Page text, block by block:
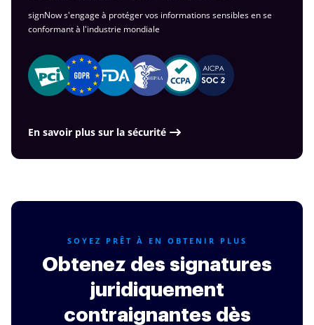
signNow s'engage à protéger vos informations sensibles en se
conformant à l'industrie mondiale
En savoir plus sur la sécurité
SOYEZ PRÊT À EN OBTENIR PLUS
Obtenez des signatures
juridiquement
contraignantes dès